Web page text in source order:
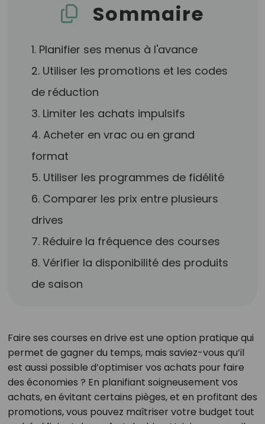
Sommaire
1. Planifier ses menus à l'avance
2. Utiliser les promotions et les codes
de réduction
3. Limiter les achats impulsifs
4. Acheter en vrac ou en grand
format
5. Utiliser les programmes de fidélité
6. Comparer les prix entre plusieurs
drives
7. Réduire la fréquence des courses
8. Vérifier la disponibilité des produits
de saison
Faire ses courses en drive est une option pratique qui
permet de gagner du temps, mais saviez-vous qu’il
est aussi possible d’optimiser vos achats pour faire
des économies ? En planifiant soigneusement vos
achats, en évitant certains pièges, et en profitant des
promotions, vous pouvez maîtriser votre budget tout